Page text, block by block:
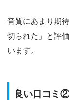
音質にあまり期
切られた」と評
います。
良い口コミ